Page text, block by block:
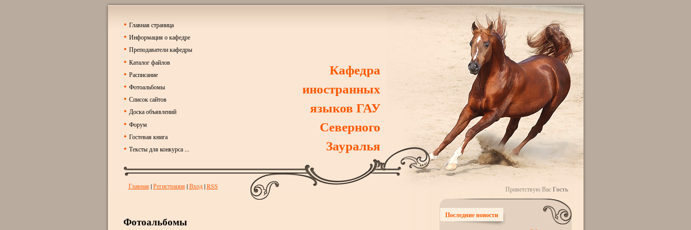
Главная страница
Информация о кафедре
Преподаватели кафедры
Каталог файлов
Расписание
Фотоальбомы
Список сайтов
Доска объявлений
Форум
Гостевая книга
Тексты для конкурса ...
Кафедра
иностранных
языков ГАУ
Северного
Зауралья
Главная |Регистрация |Вход|RSS
Фотоальбомы
Приветствую Вас Гость
Последние новости